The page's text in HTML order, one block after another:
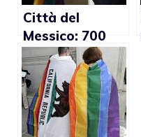
Città del
Messico: 700
matrimoni gay
in un anno